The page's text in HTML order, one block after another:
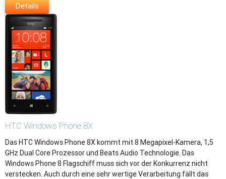
Details
HTC Windows Phone 8X
Das HTC Windows Phone 8X kommt mit 8 Megapixel-Kamera, 1,5
GHz Dual Core Prozessor und Beats Audio Technologie. Das
Windows Phone 8 Flagschiff muss sich vor der Konkurrenz nicht
verstecken. Auch durch eine sehr wertige Verarbeitung fällt das